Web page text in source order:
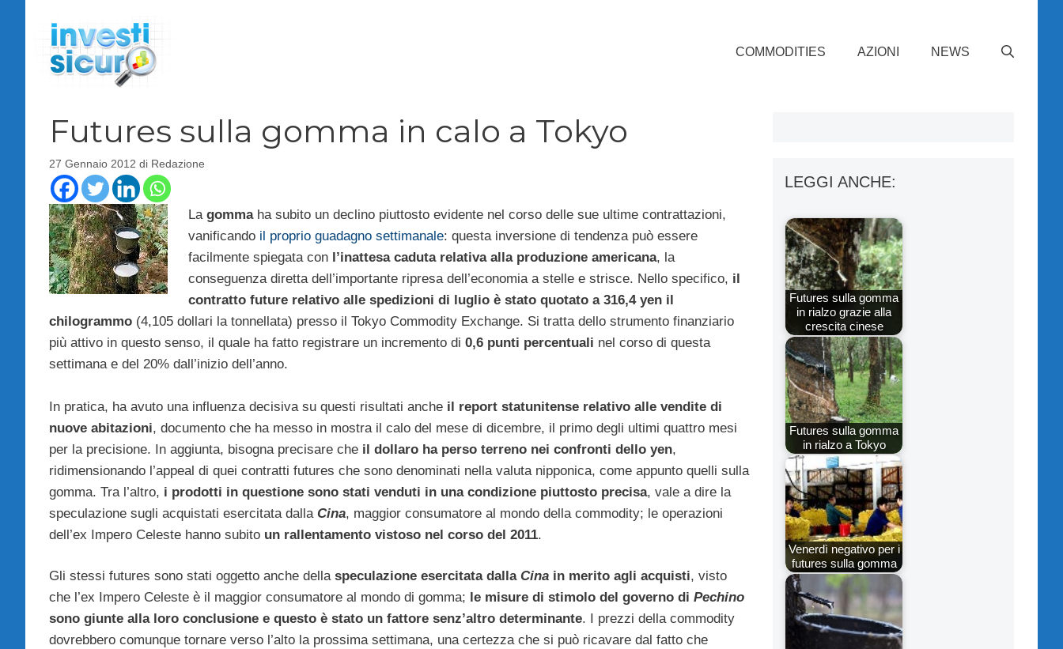
contenuto
COMMODITIES AZIONI NEWS
Futures sulla gomma in calo a Tokyo
27 Gennaio 2012 di Redazione
Lagommaha subito un declino piuttosto evidente nel corso delle sue ultime contrattazioni,
vanificando il proprio guadagno settimanale: questa inversione di tendenza può essere
facilmente spiegata con l’inattesa caduta relativa alla produzione americana, la
conseguenza diretta dell’importante ripresa dell’economia a stelle e strisce. Nello specifico, il
contratto future relativo alle spedizioni di luglio è stato quotato a 316,4 yen il
chilogrammo (4,105 dollari la tonnellata) presso il Tokyo Commodity Exchange. Si tratta dello strumento finanziario
più attivo in questo senso, il quale ha fatto registrare un incremento di 0,6 punti percentuali nel corso di questa
settimana e del 20% dall’inizio dell’anno.
In pratica, ha avuto una influenza decisiva su questi risultati anche il report statunitense relativo alle vendite di
nuove abitazioni, documento che ha messo in mostra il calo del mese di dicembre, il primo degli ultimi quattro mesi
per la precisione. In aggiunta, bisogna precisare che il dollaro ha perso terreno nei confronti dello yen,
ridimensionando l’appeal di quei contratti futures che sono denominati nella valuta nipponica, come appunto quelli sulla
gomma. Tra l’altro, i prodotti in questione sono stati venduti in una condizione piuttosto precisa, vale a dire la
speculazione sugli acquistati esercitata dalla Cina, maggior consumatore al mondo della commodity; le operazioni
dell’ex Impero Celeste hanno subito un rallentamento vistoso nel corso del 2011.
Gli stessi futures sono stati oggetto anche della speculazione esercitata dalla Cina in merito agli acquisti, visto
che l’ex Impero Celeste è il maggior consumatore al mondo di gomma; le misure di stimolo del governo di Pechino
sono giunte alla loro conclusione e questo è stato un fattore senz’altro determinante. I prezzi della commodity
dovrebbero comunque tornare verso l’alto la prossima settimana, una certezza che si può ricavare dal fatto che
LEGGI ANCHE:
Futures sulla gomma
in rialzo grazie alla
crescita cinese
Futures sulla gomma
in rialzo a Tokyo
Venerdì negativo per i
futures sulla gomma